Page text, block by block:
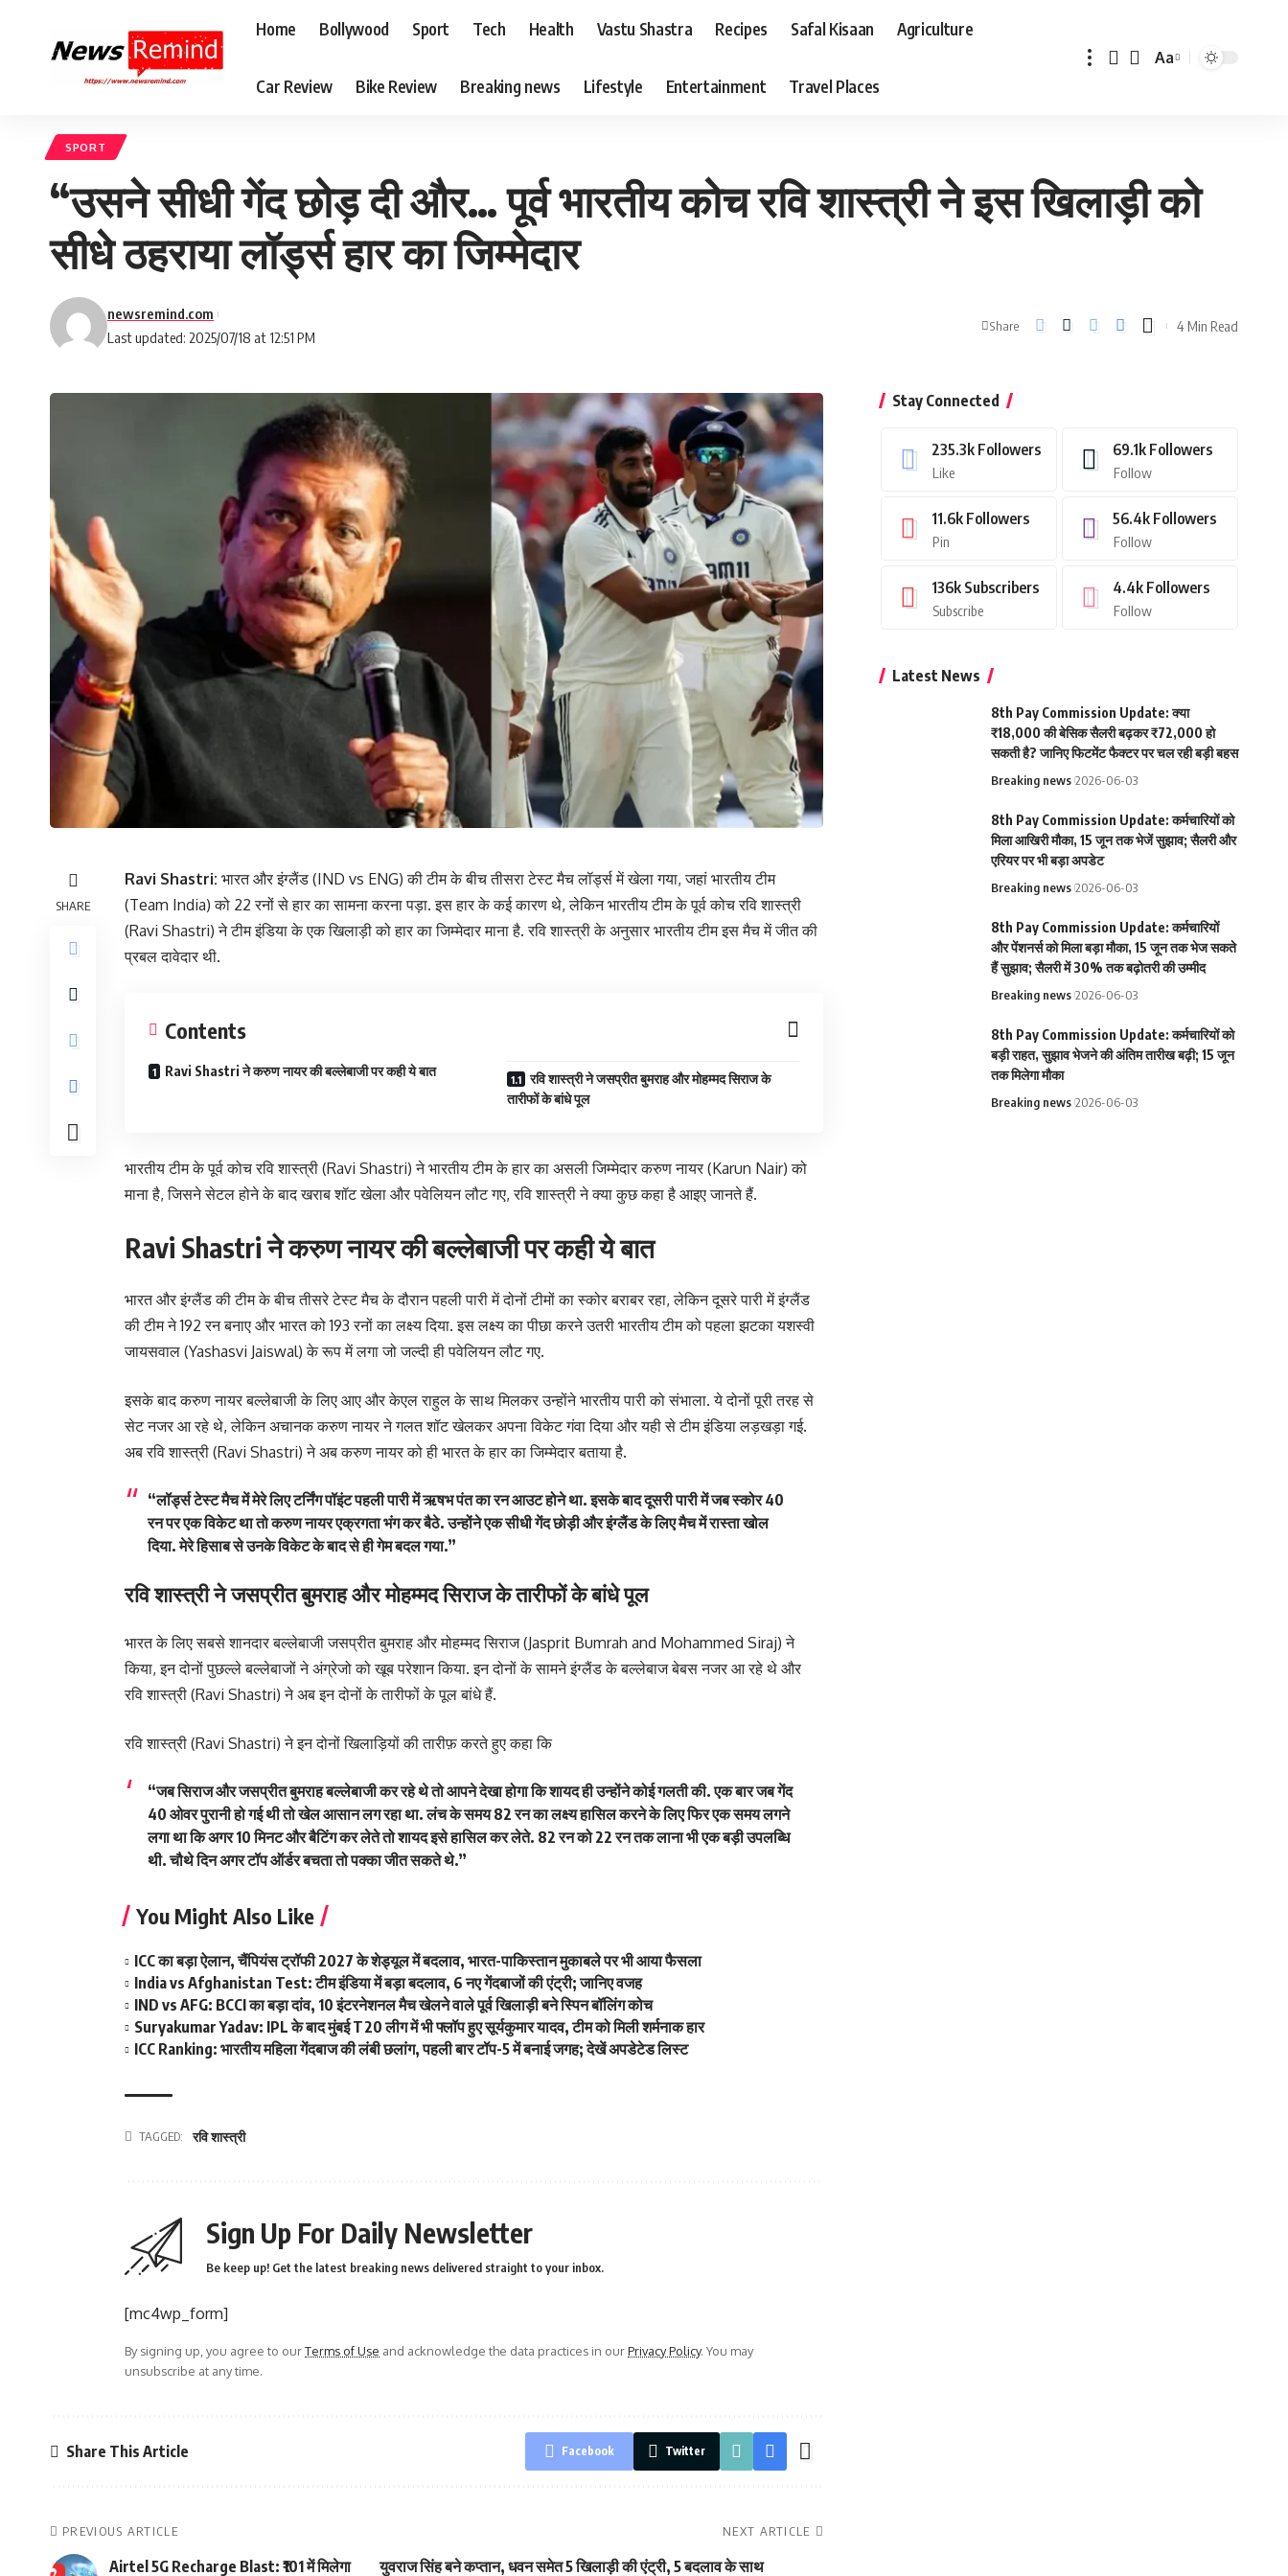
Home Bollywood Sport Tech Health Vastu Shastra Recipes Safal Kisaan Agriculture
Car Review Bike Review Breaking news Lifestyle Entertainment Travel Places
Font
Aa
SPORT
“उसने सीधी गेंद छोड़ दी और… पूर्व भारतीय कोच रवि शास्त्री ने इस खिलाड़ी को
सीधे ठहराया लॉर्ड्स हार का जिम्मेदार
Last updated: 2025/07/18 at 12:51 PM
newsremind.com
Share 4 Min Read
SHARE
Ravi Shastri: भारत और इंग्लैंड (IND vs ENG) की टीम के बीच तीसरा टेस्ट मैच लॉर्ड्स में खेला गया, जहां भारतीय टीम
(Team India) को 22 रनों से हार का सामना करना पड़ा. इस हार के कई कारण थे, लेकिन भारतीय टीम के पूर्व कोच रवि शास्त्री
(Ravi Shastri) ने टीम इंडिया के एक खिलाड़ी को हार का जिम्मेदार माना है. रवि शास्त्री के अनुसार भारतीय टीम इस मैच में जीत की
प्रबल दावेदार थी.
Contents
Ravi Shastri ने करुण नायर की बल्लेबाजी पर कही ये बात
रवि शास्त्री ने जसप्रीत बुमराह और मोहम्मद सिराज के
तारीफों के बांधे पूल
भारतीय टीम के पूर्व कोच रवि शास्त्री (Ravi Shastri) ने भारतीय टीम के हार का असली जिम्मेदार करुण नायर (Karun Nair) को
माना है, जिसने सेटल होने के बाद खराब शॉट खेला और पवेलियन लौट गए, रवि शास्त्री ने क्या कुछ कहा है आइए जानते हैं.
Ravi Shastri ने करुण नायर की बल्लेबाजी पर कही ये बात
भारत और इंग्लैंड की टीम के बीच तीसरे टेस्ट मैच के दौरान पहली पारी में दोनों टीमों का स्कोर बराबर रहा, लेकिन दूसरे पारी में इंग्लैंड
की टीम ने 192 रन बनाए और भारत को 193 रनों का लक्ष्य दिया. इस लक्ष्य का पीछा करने उतरी भारतीय टीम को पहला झटका यशस्वी
जायसवाल (Yashasvi Jaiswal) के रूप में लगा जो जल्दी ही पवेलियन लौट गए.
इसके बाद करुण नायर बल्लेबाजी के लिए आए और केएल राहुल के साथ मिलकर उन्होंने भारतीय पारी को संभाला. ये दोनों पूरी तरह से
सेट नजर आ रहे थे, लेकिन अचानक करुण नायर ने गलत शॉट खेलकर अपना विकेट गंवा दिया और यही से टीम इंडिया लड़खड़ा गई.
अब रवि शास्त्री (Ravi Shastri) ने अब करुण नायर को ही भारत के हार का जिम्मेदार बताया है.
“लॉर्ड्स टेस्ट मैच में मेरे लिए टर्निंग पॉइंट पहली पारी में ऋषभ पंत का रन आउट होने था. इसके बाद दूसरी पारी में जब स्कोर 40
रन पर एक विकेट था तो करुण नायर एक्रगता भंग कर बैठे. उन्होंने एक सीधी गेंद छोड़ी और इंग्लैंड के लिए मैच में रास्ता खोल
दिया. मेरे हिसाब से उनके विकेट के बाद से ही गेम बदल गया.”
रवि शास्त्री ने जसप्रीत बुमराह और मोहम्मद सिराज के तारीफों के बांधे पूल
भारत के लिए सबसे शानदार बल्लेबाजी जसप्रीत बुमराह और मोहम्मद सिराज (Jasprit Bumrah and Mohammed Siraj) ने
किया, इन दोनों पुछल्ले बल्लेबाजों ने अंग्रेजो को खूब परेशान किया. इन दोनों के सामने इंग्लैंड के बल्लेबाज बेबस नजर आ रहे थे और
रवि शास्त्री (Ravi Shastri) ने अब इन दोनों के तारीफों के पूल बांधे हैं.
रवि शास्त्री (Ravi Shastri) ने इन दोनों खिलाड़ियों की तारीफ़ करते हुए कहा कि
“जब सिराज और जसप्रीत बुमराह बल्लेबाजी कर रहे थे तो आपने देखा होगा कि शायद ही उन्होंने कोई गलती की. एक बार जब गेंद
40 ओवर पुरानी हो गई थी तो खेल आसान लग रहा था. लंच के समय 82 रन का लक्ष्य हासिल करने के लिए फिर एक समय लगने
लगा था कि अगर 10 मिनट और बैटिंग कर लेते तो शायद इसे हासिल कर लेते. 82 रन को 22 रन तक लाना भी एक बड़ी उपलब्धि
थी. चौथे दिन अगर टॉप ऑर्डर बचता तो पक्का जीत सकते थे.”
You Might Also Like
ICC का बड़ा ऐलान, चैंपियंस ट्रॉफी 2027 के शेड्यूल में बदलाव, भारत-पाकिस्तान मुकाबले पर भी आया फैसला
India vs Afghanistan Test: टीम इंडिया में बड़ा बदलाव, 6 नए गेंदबाजों की एंट्री; जानिए वजह
IND vs AFG: BCCI का बड़ा दांव, 10 इंटरनेशनल मैच खेलने वाले पूर्व खिलाड़ी बने स्पिन बॉलिंग कोच
Suryakumar Yadav: IPL के बाद मुंबई T20 लीग में भी फ्लॉप हुए सूर्यकुमार यादव, टीम को मिली शर्मनाक हार
ICC Ranking: भारतीय महिला गेंदबाज की लंबी छलांग, पहली बार टॉप-5 में बनाई जगह; देखें अपडेटेड लिस्ट
TAGGED: रवि शास्त्री
Sign Up For Daily Newsletter
Be keep up! Get the latest breaking news delivered straight to your inbox.
[mc4wp_form]
By signing up, you agree to ourTerms of Use and acknowledge the data practices in ourPrivacy Policy. You may
unsubscribe at any time.
Share This Article Facebook Twitter
PREVIOUS ARTICLE
Airtel 5G Recharge Blast: ₹101 में मिलेगा
NEXT ARTICLE
युवराज सिंह बने कप्तान, धवन समेत 5 खिलाड़ी की एंट्री, 5 बदलाव के साथ
Stay Connected
235.3k Followers
Like
69.1k Followers
Follow
11.6k Followers
Pin
56.4k Followers
Follow
136k Subscribers
Subscribe
4.4k Followers
Follow
Latest News
8th Pay Commission Update: क्या
₹18,000 की बेसिक सैलरी बढ़कर ₹72,000 हो
सकती है? जानिए फिटमेंट फैक्टर पर चल रही बड़ी बहस
Breaking news 2026-06-03
8th Pay Commission Update: कर्मचारियों को
मिला आखिरी मौका, 15 जून तक भेजें सुझाव; सैलरी और
एरियर पर भी बड़ा अपडेट
Breaking news 2026-06-03
8th Pay Commission Update: कर्मचारियों
और पेंशनर्स को मिला बड़ा मौका, 15 जून तक भेज सकते
हैं सुझाव; सैलरी में 30% तक बढ़ोतरी की उम्मीद
Breaking news 2026-06-03
8th Pay Commission Update: कर्मचारियों को
बड़ी राहत, सुझाव भेजने की अंतिम तारीख बढ़ी; 15 जून
तक मिलेगा मौका
Breaking news 2026-06-03